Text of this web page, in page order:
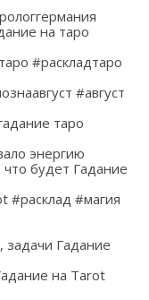
на таро
#раскладтаро
#август
таро
энергию
будет Гадание
#расклад #магия
Гадание
на Tarot